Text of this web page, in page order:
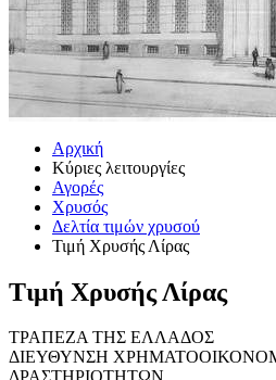
Αρχική
Κύριες λειτουργίες
Αγορές
Χρυσός
Δελτία τιμών χρυσού
Τιμή Χρυσής Λίρας
Τιμή Χρυσής Λίρας
ΤΡΑΠΕΖΑ ΤΗΣ ΕΛΛΑΔΟΣ
ΔΙΕΥΘΥΝΣΗ